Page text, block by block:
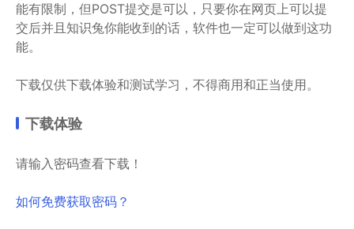
能有限制，但POST提交是可以，只要你在网页上可以提
交后并且知识兔你能收到的话，软件也一定可以做到这功
能。
下载仅供下载体验和测试学习，不得商用和正当使用。
下载体验
请输入密码查看下载！
如何免费获取密码？